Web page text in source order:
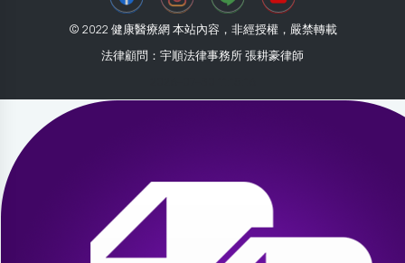
© 2022 健康醫療網 本站內容，非經授權，嚴禁轉載
法律顧問：宇順法律事務所 張耕豪律師